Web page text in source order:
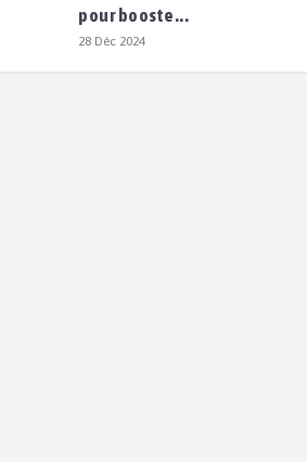
pour booste...
28 Déc 2024